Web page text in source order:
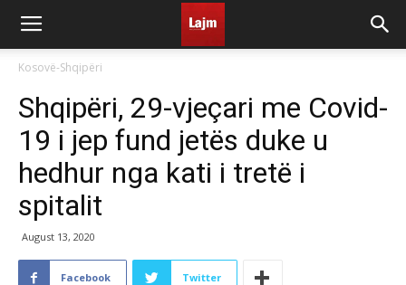
Kosovë-Shqipëri
Shqipëri, 29-vjeçari me Covid-
19 i jep fund jetës duke u
hedhur nga kati i tretë i
spitalit
August 13, 2020
Facebook Twitter